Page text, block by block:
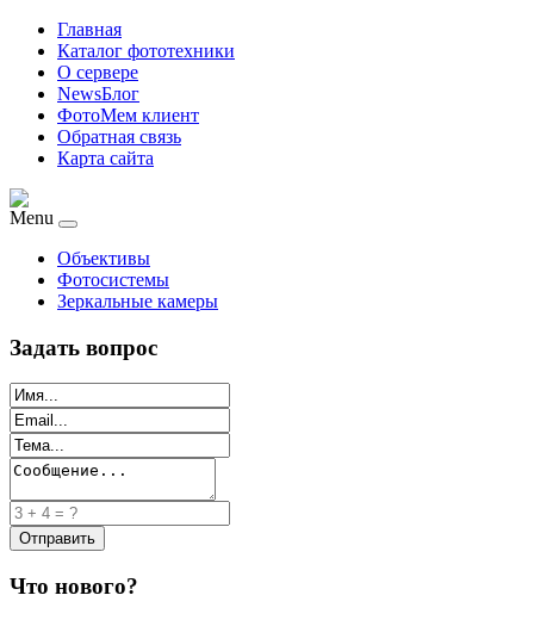
Главная
Каталог фототехники
О сервере
NewsБлог
ФотоМем клиент
Обратная связь
Карта сайта
Menu
Объективы
Фотосистемы
Зеркальные камеры
Задать вопрос
Что нового?